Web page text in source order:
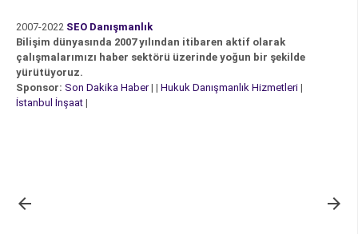
2007-2022 SEO Danışmanlık
Bilişim dünyasında 2007 yılından itibaren aktif olarak
çalışmalarımızı haber sektörü üzerinde yoğun bir şekilde
yürütüyoruz.
Sponsor: Son Dakika Haber| | Hukuk Danışmanlık Hizmetleri |
İstanbul İnşaat |
 